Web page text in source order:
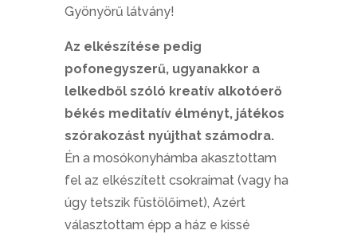
Gyönyörű látvány!
Az elkészítése pedig
pofonegyszerű, ugyanakkor a
lelkedből szóló kreatív alkotóerő
békés meditatív élményt, játékos
szórakozást nyújthat számodra.
Én a mosókonyhámba akasztottam
fel az elkészített csokraimat (vagy ha
úgy tetszik füstölőimet), Azért
választottam épp a ház e kissé